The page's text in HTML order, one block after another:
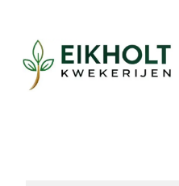
naar
inhoud